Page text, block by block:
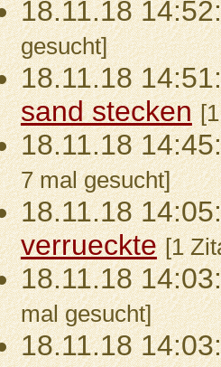
18.11.18
gesucht]
18.11.18
sand stecken
18.11.18
7 mal gesucht]
18.11.18
verrueckte [1
18.11.18
mal gesucht]
18.11.18